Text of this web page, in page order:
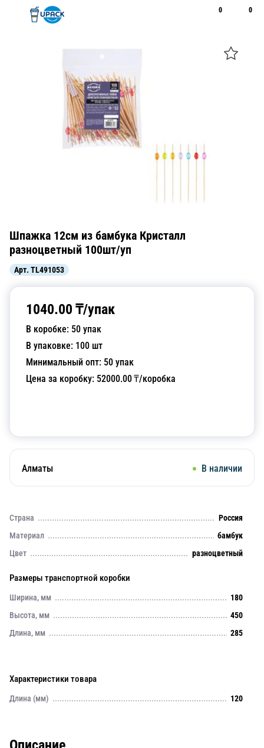
0 0
Шпажка 12см из бамбука Кристалл
разноцветный 100шт/уп
Арт. TL491053
1040.00 ₸/упак
В коробке: 50 упак
В упаковке: 100 шт
Минимальный опт: 50 упак
Цена за коробку: 52000.00₸/коробка
Алматы В наличии
Страна
Россия
Материал
бамбук
Цвет
разноцветный
Размеры транспортной коробки
Ширина, мм
180
Высота, мм
450
Длина, мм
285
Характеристики товара
Длина (мм) 120